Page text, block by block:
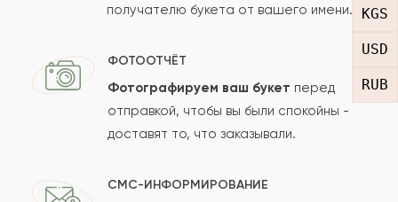
KGS
USD
RUB
Отзыв
получателю букета от вашего имени.
ФОТООТЧЁТ
Фотографируем ваш букет перед
отправкой, чтобы вы были спокойны -
доставят то, что заказывали.
СМС-ИНФОРМИРОВАНИЕ